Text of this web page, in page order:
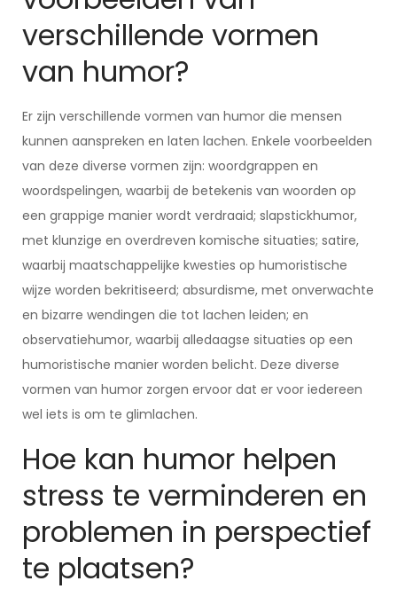
verschillende vormen
van humor?
Er zijn verschillende vormen van humor die mensen
kunnen aanspreken en laten lachen. Enkele voorbeelden
van deze diverse vormen zijn: woordgrappen en
woordspelingen, waarbij de betekenis van woorden op
een grappige manier wordt verdraaid; slapstickhumor,
met klunzige en overdreven komische situaties; satire,
waarbij maatschappelijke kwesties op humoristische
wijze worden bekritiseerd; absurdisme, met onverwachte
en bizarre wendingen die tot lachen leiden; en
observatiehumor, waarbij alledaagse situaties op een
humoristische manier worden belicht. Deze diverse
vormen van humor zorgen ervoor dat er voor iedereen
wel iets is om te glimlachen.
Hoe kan humor helpen
stress te verminderen en
problemen in perspectief
te plaatsen?